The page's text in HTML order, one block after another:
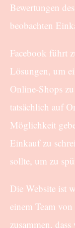
Bewertungen
beobachten
Facebook führt
Lösungen, um
Online-Shops
tatsächlich auf
Möglichkeit
Einkauf zu
sollte, um zu
Die Website ist
einem Team
zusammen,